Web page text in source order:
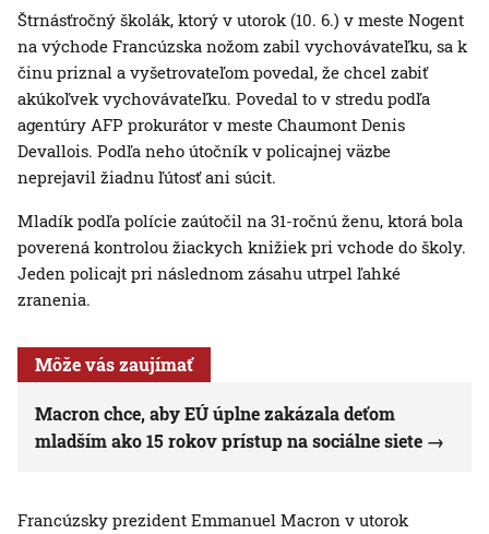
Štrnásťročný školák, ktorý v utorok (10. 6.) v meste Nogent
na východe Francúzska nožom zabil vychovávateľku, sa k
činu priznal a vyšetrovateľom povedal, že chcel zabiť
akúkoľvek vychovávateľku. Povedal to v stredu podľa
agentúry AFP prokurátor v meste Chaumont Denis
Devallois. Podľa neho útočník v policajnej väzbe
neprejavil žiadnu ľútosť ani súcit.
Mladík podľa polície zaútočil na 31-ročnú ženu, ktorá bola
poverená kontrolou žiackych knižiek pri vchode do školy.
Jeden policajt pri následnom zásahu utrpel ľahké
zranenia.
Môže vás zaujímať
Macron chce, aby EÚ úplne zakázala deťom
mladším ako 15 rokov prístup na sociálne siete
Francúzsky prezident Emmanuel Macron v utorok